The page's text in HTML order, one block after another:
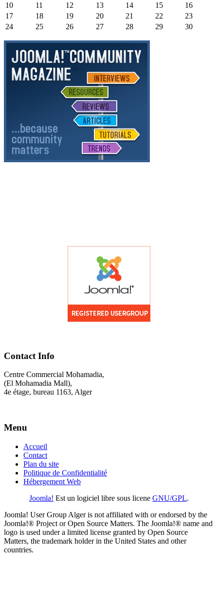
10
11 12 13 14 15
16
17
18 19 20 21 22
23
24
25 26 27 28 29 30
Contact Info
Centre Commercial Mohamadia,
(El Mohamadia Mall),
4e étage, bureau 1163, Alger
Menu
Accueil
Contact
Plan du site
Politique de Confidentialité
Hébergement Web
Joomla! Est un logiciel libre sous licene GNU/GPL.
Joomla! User Group Alger is not affiliated with or endorsed by the
Joomla!® Project or Open Source Matters. The Joomla!® name and
logo is used under a limited license granted by Open Source
Matters, the trademark holder in the United States and other
countries.